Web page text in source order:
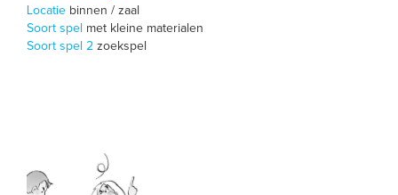
Locatie binnen / zaal
Soort spel met kleine materialen
Soort spel 2 zoekspel